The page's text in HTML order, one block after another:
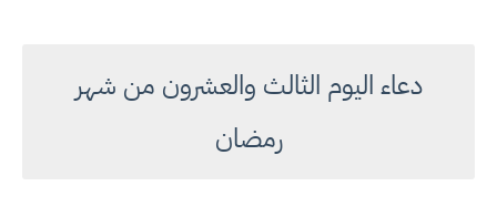
دعاء اليوم الثالث والعشرون من شهر
رمضان